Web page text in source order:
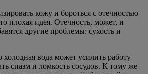
кожу и бороться с отечностью
плохая идея. Отечность, может, и
другие проблемы: сухость и
вода может усилить работу
спазм и ломкость сосудов. К тому же